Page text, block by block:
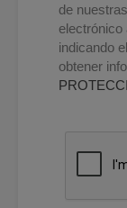
de
electrónico
indicando
obtener